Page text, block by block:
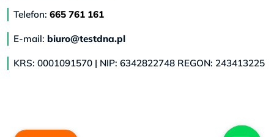
Telefon: 665 761 161
E-mail: biuro@testdna.pl
KRS: 0001091570 | NIP: 6342822748 REGON: 243413225